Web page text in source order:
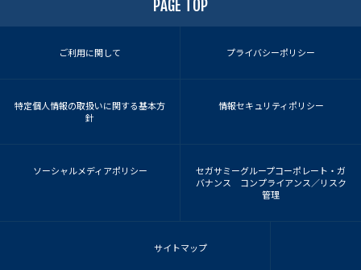
PAGE TOP
ご利用に関して プライバシーポリシー
特定個人情報の取扱いに関する基本方
針
情報セキュリティポリシー
ソーシャルメディアポリシー
セガサミーグループコーポレート・ガ
バナンス コンプライアンス／リスク
管理
サイトマップ